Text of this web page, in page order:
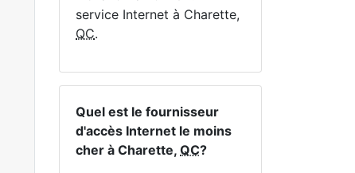
service Internet à Charette,
QC.
Quel est le fournisseur
d'accès Internet le moins
cher à Charette, QC?